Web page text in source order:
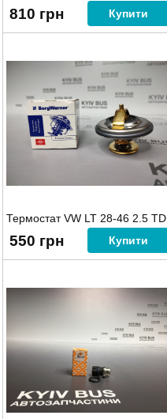
810 грн Купити
Термостат VW LT 28-46 2.5 TDI
550 грн Купити